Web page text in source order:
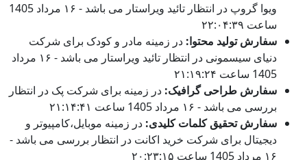
ویوا گروپ در انتظار تائید ویراستار می باشد - ۱۶ مرداد 1405
ساعت ۲۲:۰۴:۳۹
سفارش تولید محتوا: در زمینه مادر و کودک برای شرکت
دنیای سیسمونی در انتظار تائید ویراستار می باشد - ۱۶ مرداد
1405 ساعت ۲۱:۱۹:۲۴
سفارش طراحی گرافیک: در زمینه برای شرکت پک در انتظار
بررسی می باشد - ۱۶ مرداد 1405 ساعت ۲۱:۱۴:۴۱
سفارش تحقیق کلمات کلیدی: در زمینه موبایل،کامپیوتر و
دیجیتال برای شرکت خرید اکانت در انتظار بررسی می باشد -
۱۶ مرداد 1405 ساعت ۲۰:۲۳:۱۵